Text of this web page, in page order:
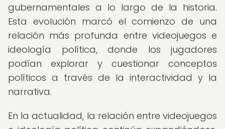
gubernamentales a lo largo de la historia.
Esta evolución marcó el comienzo de una
relación más profunda entre videojuegos e
ideología política, donde los jugadores
podían explorar y cuestionar conceptos
políticos a través de la interactividad y la
narrativa.
En la actualidad, la relación entre videojuegos